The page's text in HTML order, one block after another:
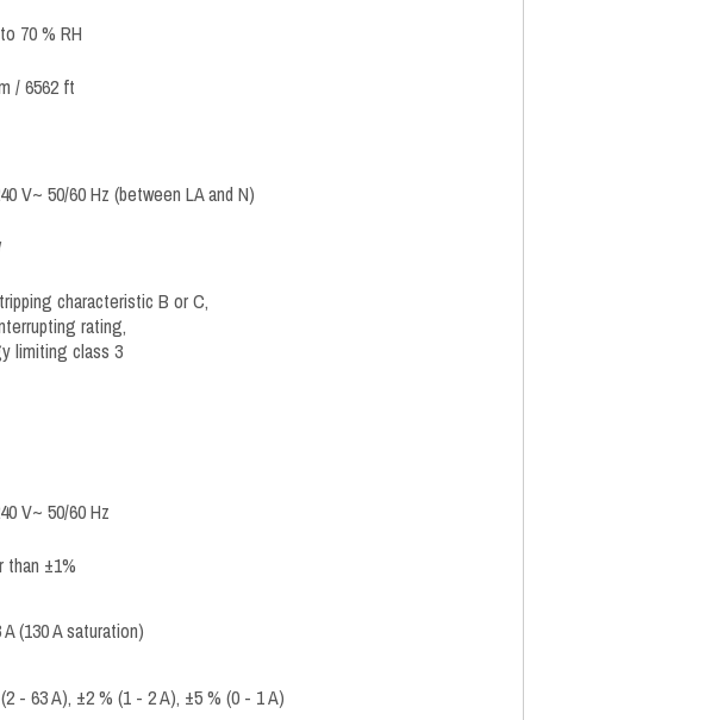
70 % RH
/ 6562 ft
V~ 50/60 Hz (between LA and N)
characteristic B or C,
rating,
limiting class 3
V~ 50/60 Hz
than ±1%
(130 A saturation)
- 63 A), ±2 % (1 - 2 A), ±5 % (0 - 1 A)